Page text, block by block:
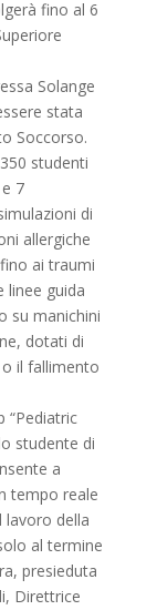
fino al 6
Solange
stata
Soccorso.
studenti
7
di
allergiche
ai traumi
linee guida
su manichini
dotati di
il fallimento
“Pediatric
studente di
a
tempo reale
lavoro della
al termine
presieduta
Direttrice